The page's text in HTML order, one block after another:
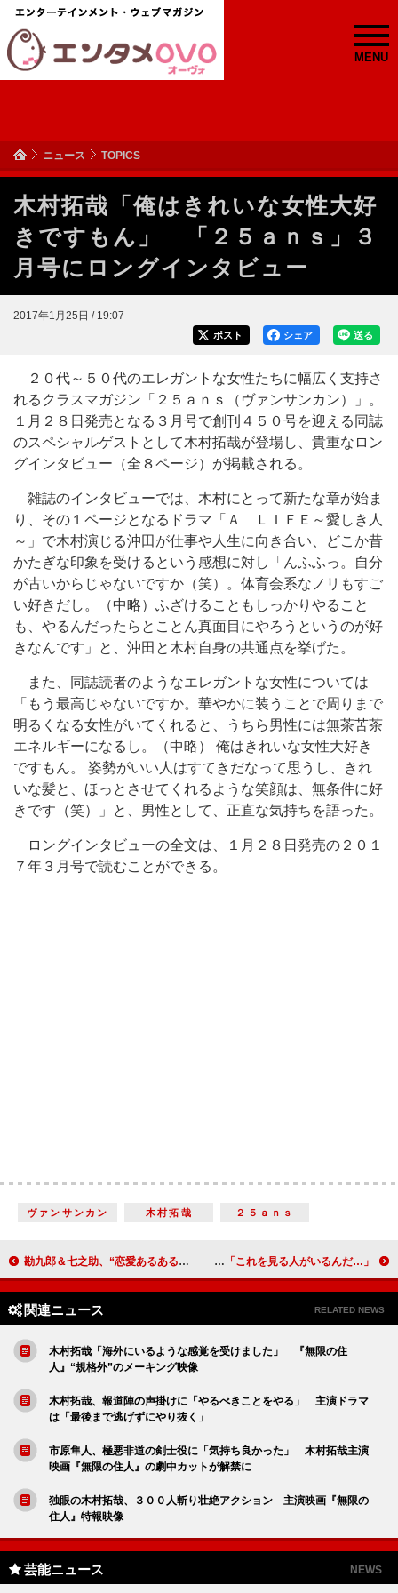
MENU
ニュース TOPICS
木村拓哉「俺はきれいな女性大好
きですもん」 「２５ａｎｓ」３
月号にロングインタビュー
2017年1月25日 / 19:07
送る
シェア
ポスト
２０代～５０代のエレガントな女性たちに幅広く支持さ
れるクラスマガジン「２５ａｎｓ（ヴァンサンカン）」。
１月２８日発売となる３月号で創刊４５０号を迎える同誌
のスペシャルゲストとして木村拓哉が登場し、貴重なロン
グインタビュー（全８ページ）が掲載される。
雑誌のインタビューでは、木村にとって新たな章が始ま
り、その１ページとなるドラマ「Ａ ＬＩＦＥ～愛しき人
～」で木村演じる沖田が仕事や人生に向き合い、どこか昔
かたぎな印象を受けるという感想に対し「んふふっ。自分
が古いからじゃないですか（笑）。体育会系なノリもすご
い好きだし。（中略）ふざけることもしっかりやること
も、やるんだったらとことん真面目にやろうというのが好
きなんです」と、沖田と木村自身の共通点を挙げた。
また、同誌読者のようなエレガントな女性については
「もう最高じゃないですか。華やかに装うことで周りまで
明るくなる女性がいてくれると、うちら男性には無茶苦茶
エネルギーになるし。（中略） 俺はきれいな女性大好き
ですもん。 姿勢がいい人はすてきだなって思うし、きれ
いな髪と、ほっとさせてくれるような笑顔は、無条件に好
きです（笑）」と、男性として、正直な気持ちを語った。
ロングインタビューの全文は、１月２８日発売の２０１
７年３月号で読むことができる。
ヴァンサンカン 木村拓哉 ２５ａｎｓ
勘九郎＆七之助、“恋愛あるある”に共感 新作歌舞伎は「日常の恐怖」が満載？ 齋藤飛鳥、初のソロ写真集は「ほぼほぼ素」 「これを見る人がいるんだ…」
関連ニュース RELATED NEWS
木村拓哉「海外にいるような感覚を受けました」 『無限の住
人』“規格外”のメーキング映像
木村拓哉、報道陣の声掛けに「やるべきことをやる」 主演ドラマ
は「最後まで逃げずにやり抜く」
市原隼人、極悪非道の剣士役に「気持ち良かった」 木村拓哉主演
映画『無限の住人』の劇中カットが解禁に
独眼の木村拓哉、３００人斬り壮絶アクション 主演映画『無限の
住人』特報映像
芸能ニュース NEWS